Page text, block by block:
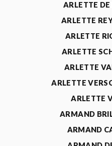
ARLETTE DE
ARLETTE
ARLETTE
ARLETTE
ARLETTE
ARLETTE
ARLETTE
ARMAND
ARMAND